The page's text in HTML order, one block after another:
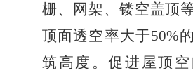
栅、网架、镂空盖顶
顶面透空率大于50%
筑高度。促进屋顶